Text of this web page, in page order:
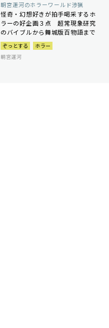
朝宮運河のホラーワールド渉猟
怪奇・幻想好きが拍手喝采するホ
ラーの好企画３点 超常現象研究
のバイブルから舞城版百物語まで
ぞっとする
ホラー
朝宮運河